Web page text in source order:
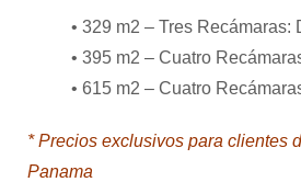
• 329 m2 – Tres Recámaras:
• 395 m2 – Cuatro
• 615 m2 – Cuatro
* Precios exclusivos para clientes
Panama